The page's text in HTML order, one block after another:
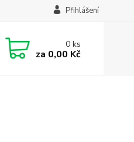
Přihlášení
0ks
za 0,00 Kč